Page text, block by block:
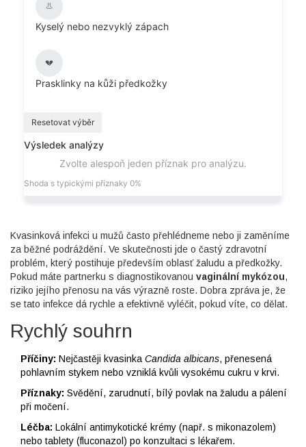
👃
Kyselý nebo nezvyklý zápach
💔
Prasklinky na kůži předkožky
Resetovat výběr
Výsledek analýzy
Zvolte alespoň jeden příznak pro analýzu.
Shoda s typickými příznaky 0%
Kvasinková infekci u mužů často přehlédneme nebo ji zaměníme
za běžné podráždění. Ve skutečnosti jde o častý zdravotní
problém, který postihuje především oblasť žaludu a předkožky.
Pokud máte partnerku s diagnostikovanou vaginální mykózou,
riziko jejího přenosu na vás výrazně roste. Dobra zpráva je, že
se tato infekce dá rychle a efektivně vyléčit, pokud víte, co dělat.
Rychlý souhrn
Příčiny: Nejčastěji kvasinka Candida albicans, přenesená
pohlavním stykem nebo vzniklá kvůli vysokému cukru v krvi.
Příznaky: Svědění, zarudnutí, bílý povlak na žaludu a pálení
při močení.
Léčba: Lokální antimykotické krémy (např. s mikonazolem)
nebo tablety (fluconazol) po konzultaci s lékařem.